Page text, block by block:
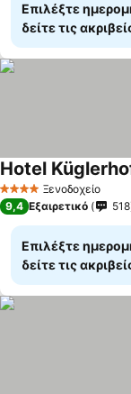
Επιλέξτε
δείτε τις
4 ΑστέριαΞενοδοχείο
Hotel
9,4 Εξαιρετικό 518
Επιλέξτε
δείτε τις